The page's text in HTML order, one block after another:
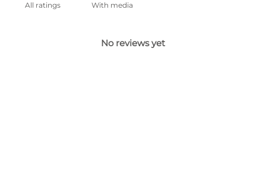
With media
No reviews yet